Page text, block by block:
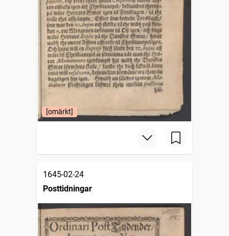
[omärkt]
1645-02-24
Posttidningar